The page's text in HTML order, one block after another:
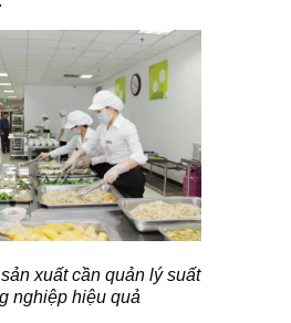
xuất cần quản lý suất
nghiệp hiệu quả